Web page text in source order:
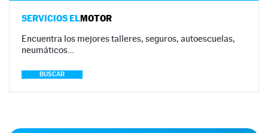
SERVICIOS ELMOTOR
Encuentra los mejores talleres, seguros, autoescuelas,
neumáticos…
BUSCAR